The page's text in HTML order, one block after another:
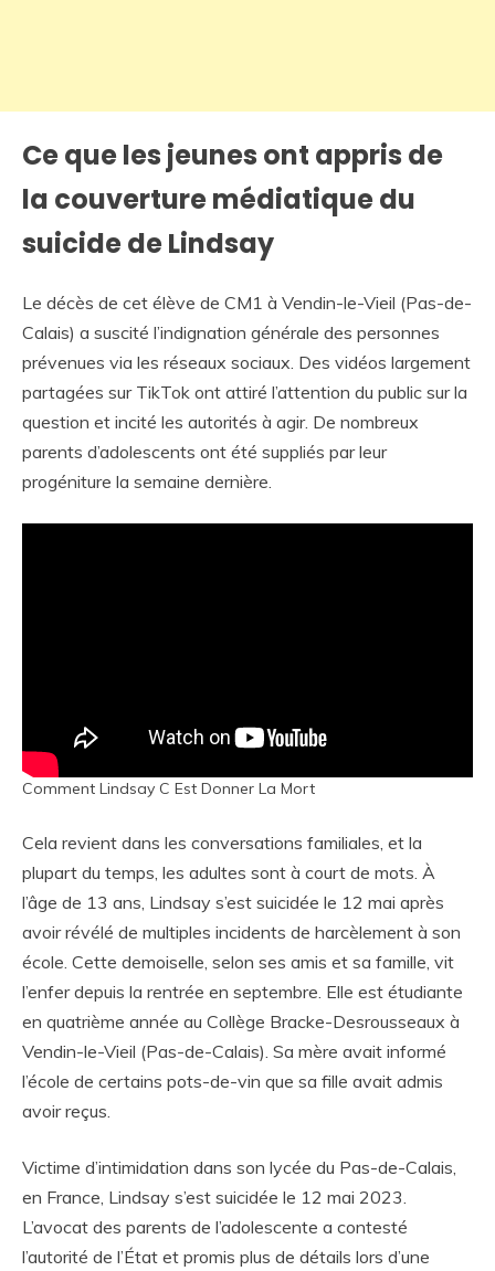
Ce que les jeunes ont appris de
la couverture médiatique du
suicide de Lindsay
Le décès de cet élève de CM1 à Vendin-le-Vieil (Pas-de-
Calais) a suscité l’indignation générale des personnes
prévenues via les réseaux sociaux. Des vidéos largement
partagées sur TikTok ont attiré l’attention du public sur la
question et incité les autorités à agir. De nombreux
parents d’adolescents ont été suppliés par leur
progéniture la semaine dernière.
Comment Lindsay C Est Donner La Mort
Cela revient dans les conversations familiales, et la
plupart du temps, les adultes sont à court de mots. À
l’âge de 13 ans, Lindsay s’est suicidée le 12 mai après
avoir révélé de multiples incidents de harcèlement à son
école. Cette demoiselle, selon ses amis et sa famille, vit
l’enfer depuis la rentrée en septembre. Elle est étudiante
en quatrième année au Collège Bracke-Desrousseaux à
Vendin-le-Vieil (Pas-de-Calais). Sa mère avait informé
l’école de certains pots-de-vin que sa fille avait admis
avoir reçus.
Victime d’intimidation dans son lycée du Pas-de-Calais,
en France, Lindsay s’est suicidée le 12 mai 2023.
L’avocat des parents de l’adolescente a contesté
l’autorité de l’État et promis plus de détails lors d’une